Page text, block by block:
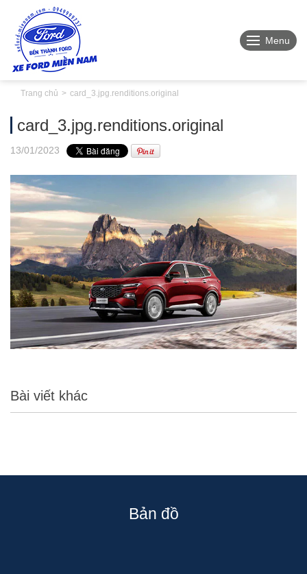
Menu
Trang chủ card_3.jpg.renditions.original
card_3.jpg.renditions.original
13/01/2023
Bài viết khác
Bản đồ